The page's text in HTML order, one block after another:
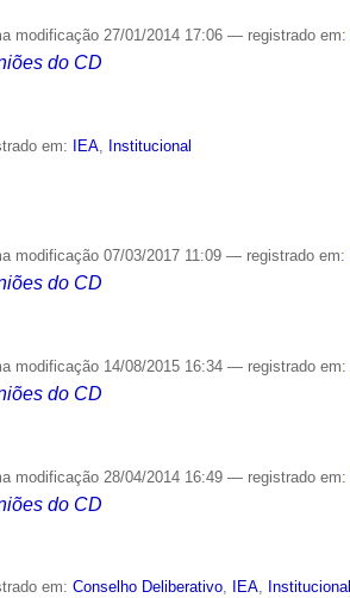
modificação 27/01/2014 17:06— registrado em:
do CD
em: IEA Institucional
modificação 07/03/2017 11:09— registrado em:
do CD
modificação 14/08/2015 16:34— registrado em:
do CD
modificação 28/04/2014 16:49— registrado em:
do CD
em:Conselho Deliberativo, IEA, Institucional